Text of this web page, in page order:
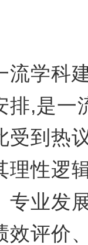
流学科
排,是一
受到热
理性逻
专业发
效评价